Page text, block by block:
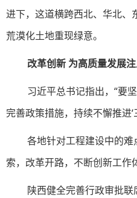
进下，这道横跨西北、华北、
荒漠化土地重现绿意。
改革创新 为高质量发展
习近平总书记指出，“要
完善政策措施，持续不懈推进‘
各地针对工程建设中的
索，改革开路，不断创新工作
陕西健全完善行政审批